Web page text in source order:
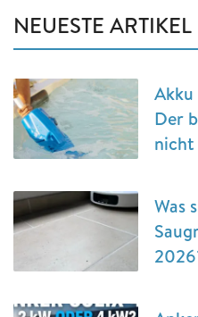
NEUESTE ARTIKEL
Akku
Der
nicht
Was